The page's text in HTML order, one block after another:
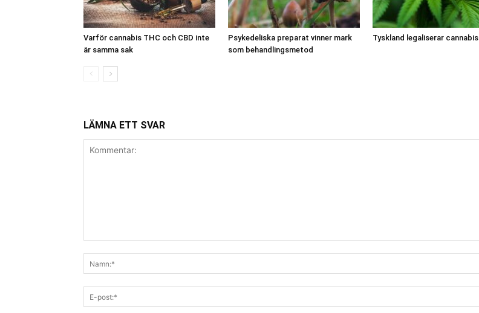
Varför cannabis THC och CBD inte
är samma sak
Psykedeliska preparat vinner mark
som behandlingsmetod
Tyskland legaliserar cannabis
LÄMNA ETT SVAR